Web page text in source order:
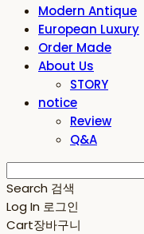
Modern Antique
European Luxury
Order Made
About Us
STORY
notice
Review
Q&A
Search 검색
Log In 로그인
Cart장바구니